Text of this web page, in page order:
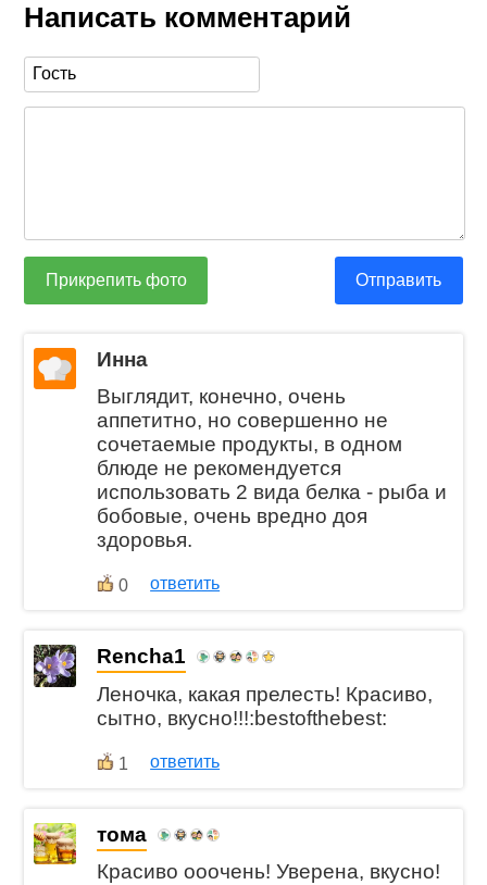
Написать комментарий
Прикрепить фото Отправить
Инна
Выглядит, конечно, очень
аппетитно, но совершенно не
сочетаемые продукты, в одном
блюде не рекомендуется
использовать 2 вида белка - рыба и
бобовые, очень вредно доя
здоровья.
0 ответить
Rencha1
Леночка, какая прелесть! Красиво,
сытно, вкусно!!!:bestofthebest:
1 ответить
тома
Красиво ооочень! Уверена, вкусно!